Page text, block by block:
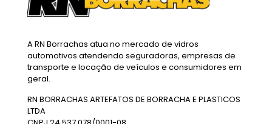
A RN Borrachas atua no mercado de vidros
automotivos atendendo seguradoras, empresas de
transporte e locação de veículos e consumidores em
geral.
RN BORRACHAS ARTEFATOS DE BORRACHA E PLASTICOS
LTDA